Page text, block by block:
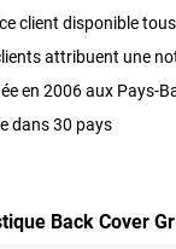
client disponible
attribuent une
en 2006 aux Pays-
dans 30 pays
Back Cover